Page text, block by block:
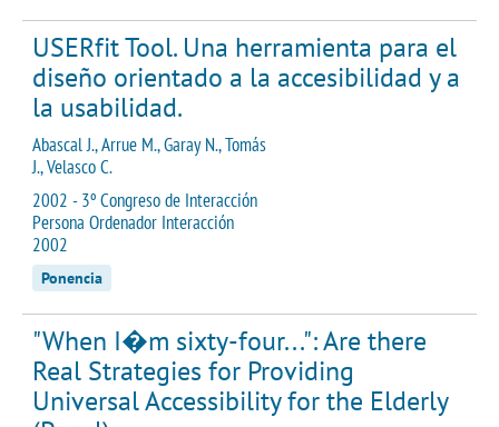
USERfit Tool. Una herramienta para el
diseño orientado a la accesibilidad y a
la usabilidad.
Abascal J., Arrue M., Garay N., Tomás
J., Velasco C.
2002 - 3º Congreso de Interacción
Persona Ordenador Interacción
2002
Ponencia
"When I�m sixty-four...": Are there
Real Strategies for Providing
Universal Accessibility for the Elderly